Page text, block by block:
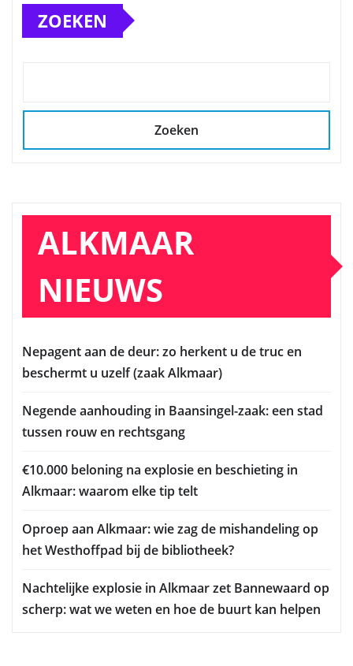
ZOEKEN
Zoeken
ALKMAAR
NIEUWS
Nepagent aan de deur: zo herkent u de truc en
beschermt u uzelf (zaak Alkmaar)
Negende aanhouding in Baansingel-zaak: een stad
tussen rouw en rechtsgang
€10.000 beloning na explosie en beschieting in
Alkmaar: waarom elke tip telt
Oproep aan Alkmaar: wie zag de mishandeling op
het Westhoffpad bij de bibliotheek?
Nachtelijke explosie in Alkmaar zet Bannewaard op
scherp: wat we weten en hoe de buurt kan helpen